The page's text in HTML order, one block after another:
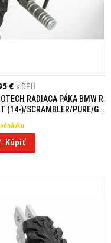
€ s DPH
RADIACA PÁKA BMW R
(14-)/SCRAMBLER/PURE/GS
Kúpiť